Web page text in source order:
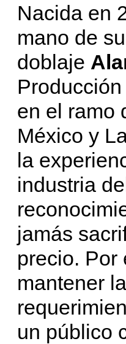
Nacida en
mano de
doblaje
en el ramo
México y
la
industria
jamás
precio. Por
mantener
un público